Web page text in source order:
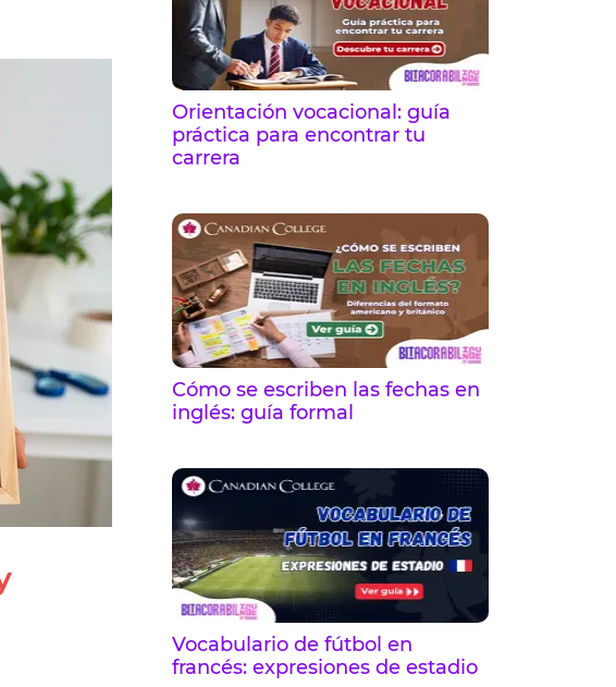
Orientación vocacional: guía
práctica para encontrar tu
carrera
Cómo se escriben las fechas en
inglés: guía formal
Vocabulario de fútbol en
francés: expresiones de estadio